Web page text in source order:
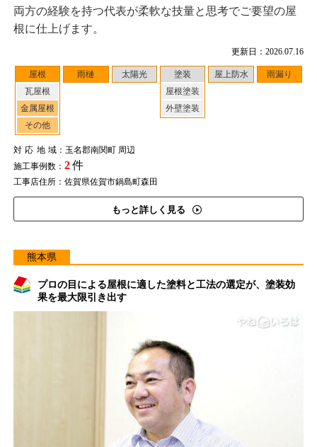
更新日：2026.07.16
屋根
瓦屋根
金属屋根
その他
雨樋 太陽光
塗装
屋根塗装
外壁塗装
屋上防水 雨漏り
対応地域：玉名郡南関町 周辺
施工事例数： 2件
工事店住所：佐賀県佐賀市鍋島町森田
もっと詳しく見る
両方の経験を持つ代表が柔軟な技量と思考でご要望の屋
根に仕上げます。
熊本県
プロの目による屋根に適した塗料と工法の選定が、塗装効
果を最大限引き出す